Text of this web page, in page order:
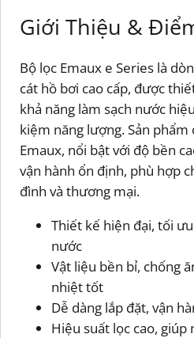
Giới Thiệu &
Bộ lọc Emaux e Series là
cát hồ bơi cao cấp, được
khả năng làm sạch nước
kiệm năng lượng. Sản
Emaux, nổi bật với độ bền
vận hành ổn định, phù hợp
đình và thương mại.
Thiết kế hiện đại, tối
nước
Vật liệu bền bỉ, chống
nhiệt tốt
Dễ dàng lắp đặt, vận
Hiệu suất lọc cao, giúp